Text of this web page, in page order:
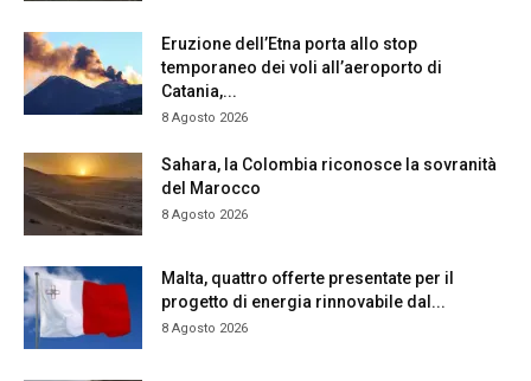
Eruzione dell’Etna porta allo stop
temporaneo dei voli all’aeroporto di
Catania,...
8 Agosto 2026
Sahara, la Colombia riconosce la sovranità
del Marocco
8 Agosto 2026
Malta, quattro offerte presentate per il
progetto di energia rinnovabile dal...
8 Agosto 2026